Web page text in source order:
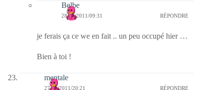
Belbe
28/01/2011/09:31 RÉPONDRE
je ferais ça ce we en fait .. un peu occupé hier …
Bien à toi !
mentale
27/01/2011/20:21 RÉPONDRE